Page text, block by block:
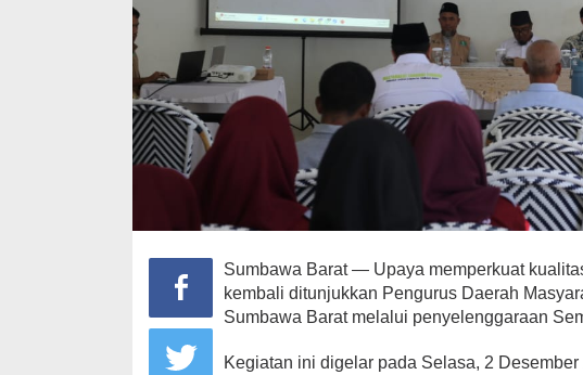
Sumbawa Barat — Upaya memperkuat
kembali ditunjukkan Pengurus Daerah
Sumbawa Barat melalui penyelenggaraan
Kegiatan ini digelar pada Selasa, 2